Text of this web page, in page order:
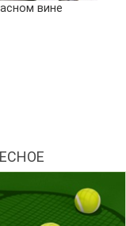
вине